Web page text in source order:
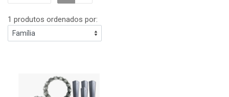
1 produtos ordenados por: